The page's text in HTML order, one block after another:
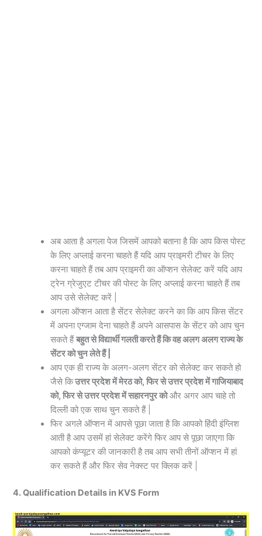
अब आता है अगला पेज जिसमें आपको बताना है कि आप किस पोस्ट
के लिए अप्लाई करना चाहते हैं यदि आप प्राइमरी टीचर के लिए
करना चाहते हैं तब आप प्राइमरी का ऑप्शन सेलेक्ट करें यदि आप
ट्रेन ग्रेजुएट टीचर की पोस्ट के लिए अप्लाई करना चाहते हैं तब
आप उसे सेलेक्ट करें |
अगला ऑप्शन आता है सेंटर सेलेक्ट करने का कि आप किस सेंटर
में अपना एग्जाम देना चाहते हैं अपने आसपास के सेंटर को आप चुन
सकते हैंबहुत से विद्यार्थी गलती करते हैं कि वह अलग अलग राज्य के
सेंटर को चुन लेते हैं |
आप एक ही राज्य के अलग-अलग सेंटर को सेलेक्ट कर सकते हो
जैसे किउत्तर प्रदेश में मेरठ को, फिर से उत्तर प्रदेश में गाजियाबाद
को, फिर से उत्तर प्रदेश में सहारनपुर कोऔर अगर आप चाहे तो
दिल्ली को एक साथ चुन सकते हैं |
फिर अगले ऑप्शन में आपसे पूछा जाता है कि आपको हिंदी इंग्लिश
आती है आप उसमें हां सेलेक्ट करेंगे फिर आप से पूछा जाएगा कि
आपको कंप्यूटर की जानकारी है तब आप सभी तीनों ऑप्शन में हां
कर सकते हैं और फिर सेव नेक्स्ट पर क्लिक करें |
4. Qualification Details in KVS Form